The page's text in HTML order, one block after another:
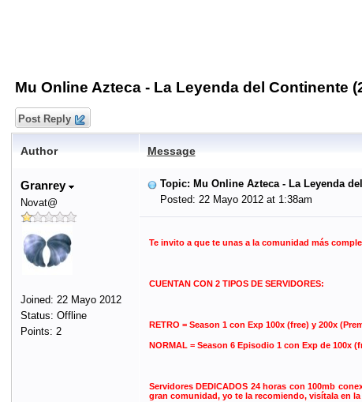
Mu Online Azteca - La Leyenda del Continente
Post Reply
Author Message
Granrey
Novat@
Joined: 22 Mayo 2012
Status: Offline
Points: 2
Topic: Mu Online Azteca - La Leyenda
Posted: 22 Mayo 2012 at 1:38am
Te invito a que te unas a la comunidad más
CUENTAN CON 2 TIPOS DE SERVIDORES:
RETRO = Season 1 con Exp 100x (free) y 200x
NORMAL = Season 6 Episodio 1 con Exp de 100x
Servidores DEDICADOS 24 horas con 100mb
gran comunidad, yo te la recomiendo, visítala en